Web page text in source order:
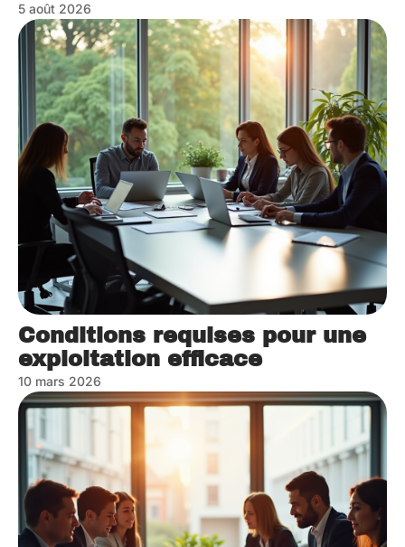
5 août 2026
Conditions requises pour une
exploitation efficace
10 mars 2026